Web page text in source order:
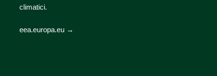
climatici.
eea.europa.eu →